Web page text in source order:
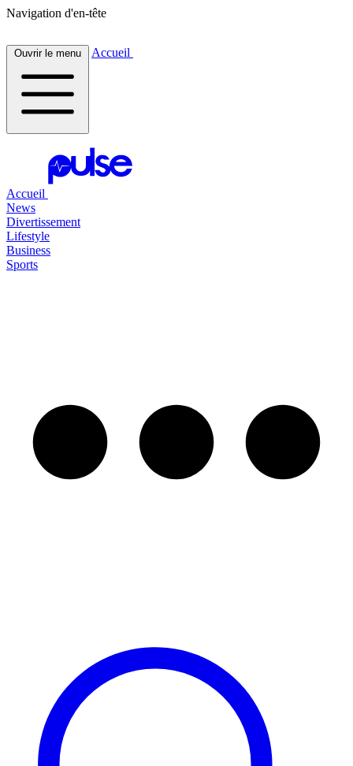
Navigation d'en-tête
Ouvrir le menu Accueil
Accueil
News
Divertissement
Lifestyle
Business
Sports